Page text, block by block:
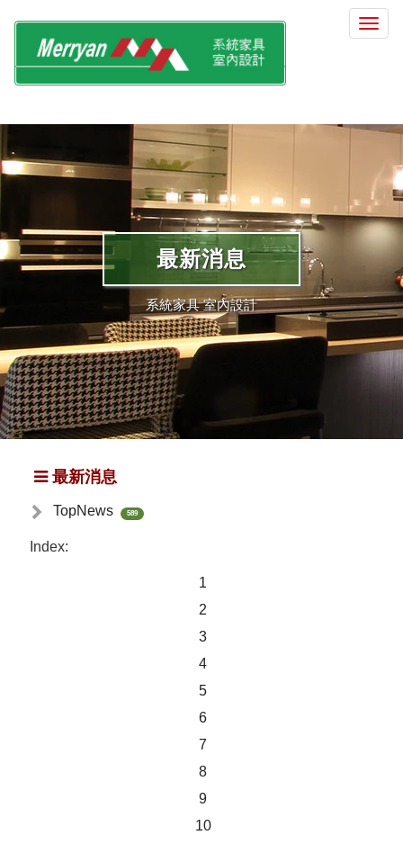
選
最新消息
系統家具 室內設計
最新消息
TopNews 589
Index:
1
2
3
4
5
6
7
8
9
10